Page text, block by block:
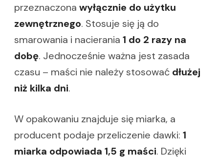
przeznaczona wyłącznie do użytku
zewnętrznego. Stosuje się ją do
smarowania i nacierania 1 do 2 razy na
dobę. Jednocześnie ważna jest zasada
czasu – maści nie należy stosować dłużej
niż kilka dni.
W opakowaniu znajduje się miarka, a
producent podaje przeliczenie dawki: 1
miarka odpowiada 1,5 g maści. Dzięki